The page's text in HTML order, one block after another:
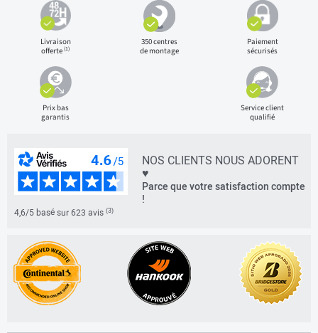
Livraison
offerte(1)
350 centres
de montage
Paiement
sécurisés
Prix bas
garantis
Service client
qualifié
NOS CLIENTS NOUS ADORENT
♥
Parce que votre satisfaction compte
!
4,6/5 basé sur 623 avis (3)